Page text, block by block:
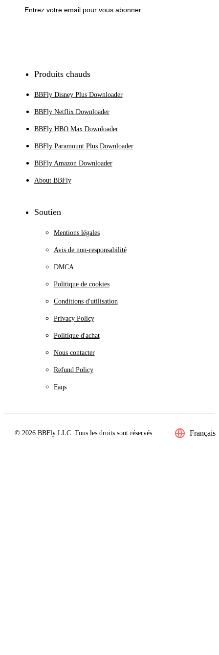
Produits chauds
BBFly Disney Plus Downloader
BBFly Netflix Downloader
BBFly HBO Max Downloader
BBFly Paramount Plus Downloader
BBFly Amazon Downloader
About BBFly
Soutien
Mentions légales
Avis de non-responsabilité
DMCA
Politique de cookies
Conditions d'utilisation
Privacy Policy
Politique d'achat
Nous contacter
Refund Policy
Faqs
© 2026 BBFly LLC. Tous les droits sont réservés Français